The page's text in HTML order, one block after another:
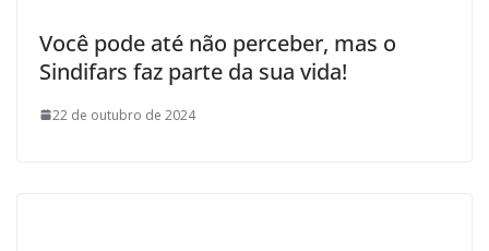
Você pode até não perceber, mas o
Sindifars faz parte da sua vida!
22 de outubro de 2024